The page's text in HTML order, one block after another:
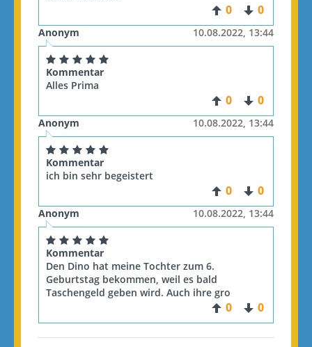
0 0
Anonym 10.08.2022, 13:44
Kommentar
Alles Prima
0 0
Anonym 10.08.2022, 13:44
Kommentar
ich bin sehr begeistert
0 0
Anonym 10.08.2022, 13:44
Kommentar
Den Dino hat meine Tochter zum 6.
Geburtstag bekommen, weil es bald
Taschengeld geben wird. Auch ihre gro
0 0